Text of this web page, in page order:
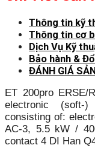
Thông tin kỹ
Thông tin cơ
Dịch Vụ Kỹ
Bảo hành &
ĐÁNH GIÁ
ET 200pro ERSE/
electronic (soft-
consisting of:
AC-3, 5.5 kW /
contact 4 DI Han